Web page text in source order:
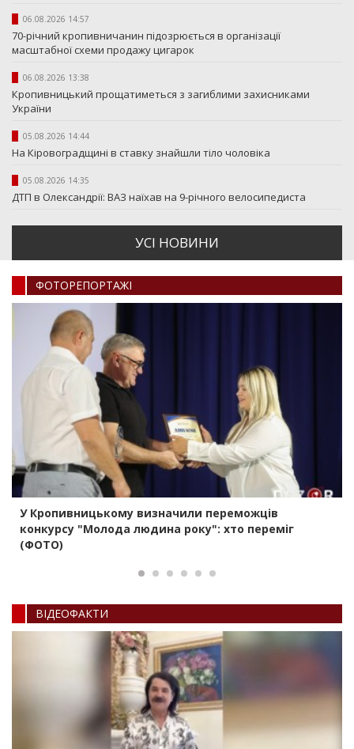
06.08.2026 14:57
70-річний кропивничанин підозрюється в організації
масштабної схеми продажу цигарок
06.08.2026 13:38
Кропивницький прощатиметься з загиблими захисниками
України
05.08.2026 14:44
На Кіровоградщині в ставку знайшли тіло чоловіка
05.08.2026 14:35
ДТП в Олександрії: ВАЗ наїхав на 9-річного велосипедиста
УСI НОВИНИ
ФОТОРЕПОРТАЖI
У Кропивницькому визначили переможців
конкурсу "Молода людина року": хто переміг
(ФОТО)
ВIДЕОФАКТИ